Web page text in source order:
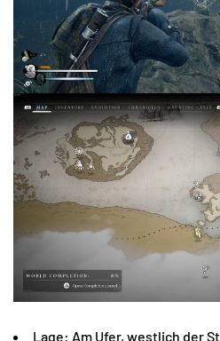
Lage: Am Ufer, westlich der